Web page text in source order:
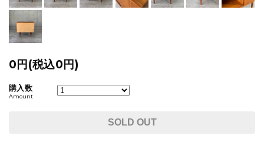
0円(税込0円)
購入数
Amount
SOLD OUT